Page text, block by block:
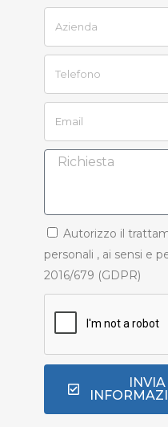
Autorizzo il
personali , ai sensi e
2016/679 (GDPR)